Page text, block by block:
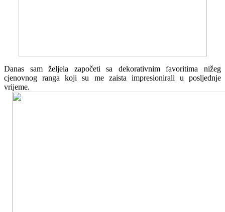
Danas sam željela započeti sa dekorativnim favoritima nižeg
cjenovnog ranga koji su me zaista impresionirali u posljednje
vrijeme.